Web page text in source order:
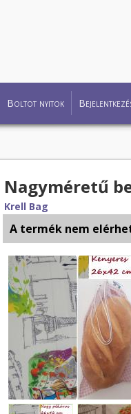
Boltot nyitok
Nagyméretű
Krell Bag
A termék nem